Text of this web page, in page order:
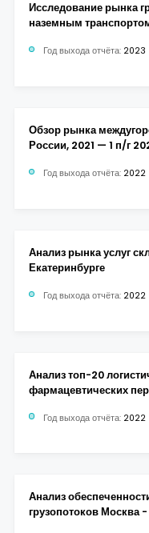
Исследование рынка
наземным
Год выхода отчёта: 2023
Обзор рынка
России, 2021 — 1 п/г
Год выхода отчёта: 2022
Анализ рынка услуг
Екатеринбурге
Год выхода отчёта: 2022
Анализ топ-20
фармацевтических
Год выхода отчёта: 2022
Анализ
грузопотоков Москва